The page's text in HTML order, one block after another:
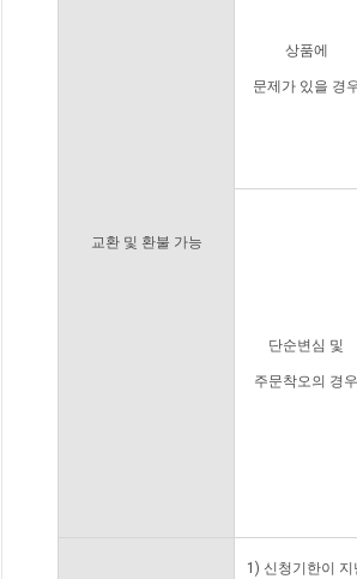
교환 및 환불 가능
상품에
문제가 있을 경
단순변심 및
주문착오의 경우
1) 신청기한이 지